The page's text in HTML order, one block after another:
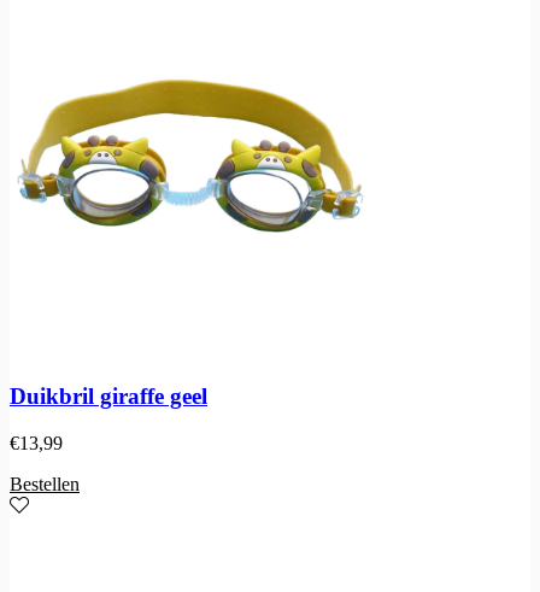
Duikbril giraffe geel
€13,99
Bestellen